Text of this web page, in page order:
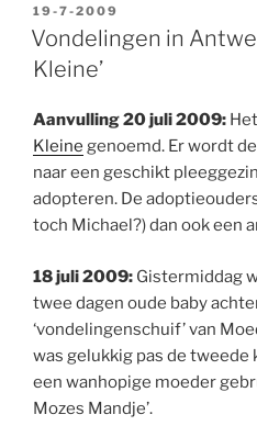
GEPLAATST
OP
19-7-2009
Vondelingen in
Kleine’
Aanvulling 20 juli 2009:
Kleine genoemd. Er wordt
naar een geschikt
adopteren. De
toch Michael?) dan ook een
18 juli 2009: Gistermiddag
twee dagen oude baby
‘vondelingenschuif’ van
was gelukkig pas de tweede
een wanhopige moeder
Mozes Mandje’.